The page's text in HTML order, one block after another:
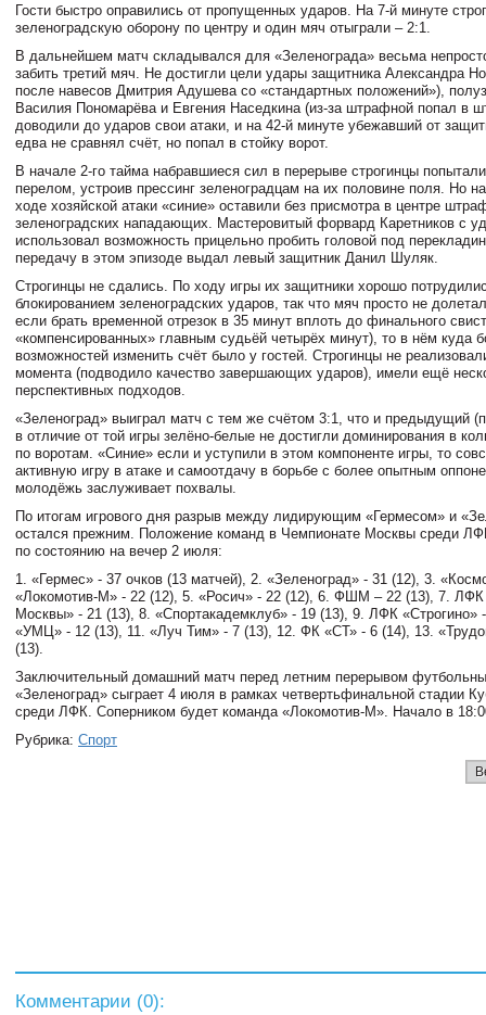
Гости быстро оправились от пропущенных ударов. На 7-й минуте
зеленоградскую оборону по центру и один мяч отыграли – 2:1.
В дальнейшем матч складывался для «Зеленограда» весьма
забить третий мяч. Не достигли цели удары защитника Александра
после навесов Дмитрия Адушева со «стандартных положений»),
Василия Пономарёва и Евгения Наседкина (из-за штрафной попал в
доводили до ударов свои атаки, и на 42-й минуте убежавший от
едва не сравнял счёт, но попал в стойку ворот.
В начале 2-го тайма набравшиеся сил в перерыве строгинцы
перелом, устроив прессинг зеленоградцам на их половине поля. Но
ходе хозяйской атаки «синие» оставили без присмотра в центре
зеленоградских нападающих. Мастеровитый форвард Каретников с
использовал возможность прицельно пробить головой под
передачу в этом эпизоде выдал левый защитник Данил Шуляк.
Строгинцы не сдались. По ходу игры их защитники хорошо
блокированием зеленоградских ударов, так что мяч просто не
если брать временной отрезок в 35 минут вплоть до финального
«компенсированных» главным судьёй четырёх минут), то в нём куда
возможностей изменить счёт было у гостей. Строгинцы не
момента (подводило качество завершающих ударов), имели ещё
перспективных подходов.
«Зеленоград» выиграл матч с тем же счётом 3:1, что и предыдущий
в отличие от той игры зелёно-белые не достигли доминирования в
по воротам. «Синие» если и уступили в этом компоненте игры, то
активную игру в атаке и самоотдачу в борьбе с более опытным
молодёжь заслуживает похвалы.
По итогам игрового дня разрыв между лидирующим «Гермесом» и
остался прежним. Положение команд в Чемпионате Москвы среди
по состоянию на вечер 2 июля:
1. «Гермес» - 37 очков (13 матчей), 2. «Зеленоград» - 31 (12) , 3.
«Локомотив-М» - 22 (12), 5. «Росич» - 22 (12), 6. ФШМ – 22 (13), 7.
Москвы» - 21 (13), 8. «Спортакадемклуб» - 19 (13), 9. ЛФК «Строгино»
«УМЦ» - 12 (13), 11. «Луч Тим» - 7 (13), 12. ФК «СТ» - 6 (14), 13.
(13).
Заключительный домашний матч перед летним перерывом
«Зеленоград» сыграет 4 июля в рамках четвертьфинальной стадии
среди ЛФК. Соперником будет команда «Локомотив-М». Начало в
Рубрика: Спорт
Комментарии (0):